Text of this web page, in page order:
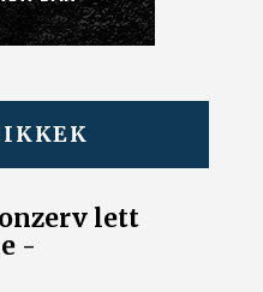
lett
-